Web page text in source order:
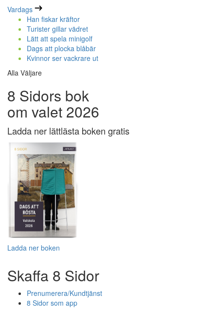
Vardags
Han fiskar kräftor
Turister gillar vädret
Lätt att spela minigolf
Dags att plocka blåbär
Kvinnor ser vackrare ut
Alla Väljare
8 Sidors bok
om valet 2026
Ladda ner lättlästa boken gratis
Ladda ner boken
Skaffa 8 Sidor
Prenumerera/Kundtjänst
8 Sidor som app